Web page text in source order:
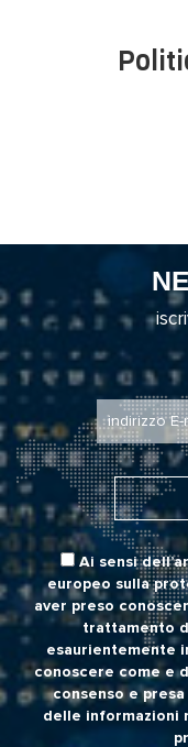
Ai sensi
europeo sulla
aver preso
trattamento
esaurientemente
conoscere come e
consenso e
delle informazioni